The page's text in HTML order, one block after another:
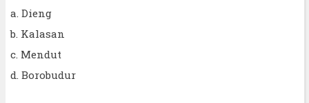
a. Dieng
b. Kalasan
c. Mendut
d. Borobudur